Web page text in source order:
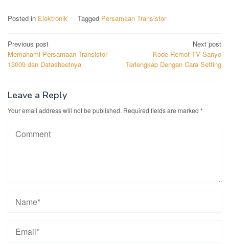
Posted in Elektronik Tagged Persamaan Transistor
Post
navigation
Previous post
Memahami Persamaan Transistor
13009 dan Datasheetnya
Next post
Kode Remot TV Sanyo
Terlengkap Dengan Cara Setting
Leave a Reply
Your email address will not be published. Required fields are marked *